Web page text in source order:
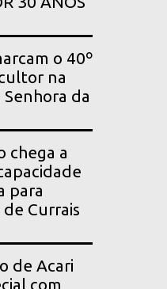
o 40º
na
Senhora da
chega a
para
Currais
de Acari
com